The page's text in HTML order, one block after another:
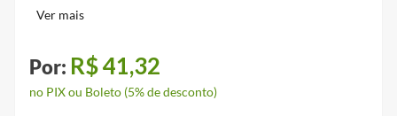
R$41,32
no PIX ou Boleto (5% de desconto)